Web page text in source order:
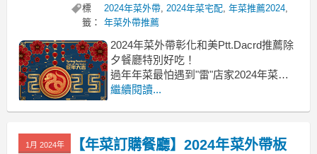
標
籤：
2024年菜外帶,2024年菜宅配,年菜推薦2024,
年菜外帶推薦
2024年菜外帶彰化和美Ptt.Dacrd推薦除
夕餐廳特別好吃！
過年年菜最怕遇到"雷"店家2024年菜外
帶彰化
薦 彰化年菜推薦 彰化年菜ptt 彰化年菜
dcard
繼續閱讀...
1月 2024年
【年菜訂購餐廳】2024年菜外帶板